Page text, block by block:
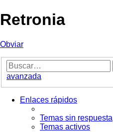
Retronia
Obviar
avanzada
Enlaces rápidos
Temas sin respuesta
Temas activos